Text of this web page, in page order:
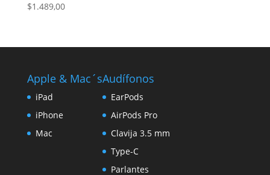
$1.489,00
Apple & Mac´s
iPad
iPhone
Mac
Audífonos
EarPods
AirPods Pro
Clavija 3.5 mm
Type-C
Parlantes